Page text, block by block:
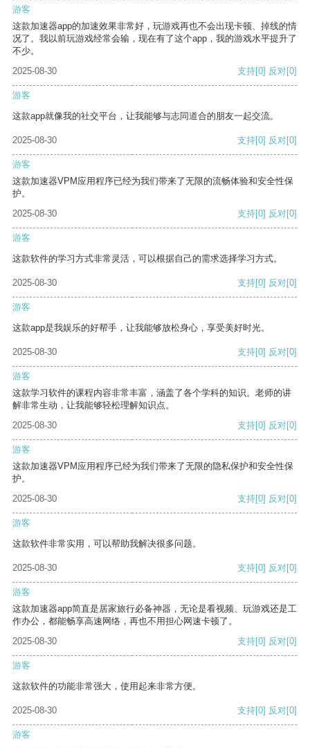
游客
这款加速器app的加速效果非常好，玩游戏再也不会出现卡顿、掉线的情
况了。我以前玩游戏经常会输，现在有了这个app，我的游戏水平提升了
不少。
2025-08-30
支持[0] 反对[0]
游客
这款app就像我的社交平台，让我能够与志同道合的朋友一起交流。
2025-08-30 支持[0] 反对[0]
游客
这款加速器VPM应用程序已经为我们带来了无限的流畅体验和安全性保
护。
2025-08-30
支持[0] 反对[0]
游客
这款软件的学习方式非常灵活，可以根据自己的需求选择学习方式。
2025-08-30 支持[0] 反对[0]
游客
这款app是我娱乐的好帮手，让我能够放松身心，享受美好时光。
2025-08-30 支持[0] 反对[0]
游客
这款学习软件的课程内容非常丰富，涵盖了各个学科的知识。老师的讲
解非常生动，让我能够轻松理解知识点。
2025-08-30
支持[0] 反对[0]
游客
这款加速器VPM应用程序已经为我们带来了无限的隐私保护和安全性保
护。
2025-08-30
支持[0] 反对[0]
游客
这款软件非常实用，可以帮助我解决很多问题。
2025-08-30 支持[0] 反对[0]
游客
这款加速器app简直是居家旅行必备神器，无论是看视频、玩游戏还是工
作办公，都能畅享高速网络，再也不用担心网速卡顿了。
2025-08-30
支持[0] 反对[0]
游客
这款软件的功能非常强大，使用起来非常方便。
2025-08-30 支持[0] 反对[0]
游客